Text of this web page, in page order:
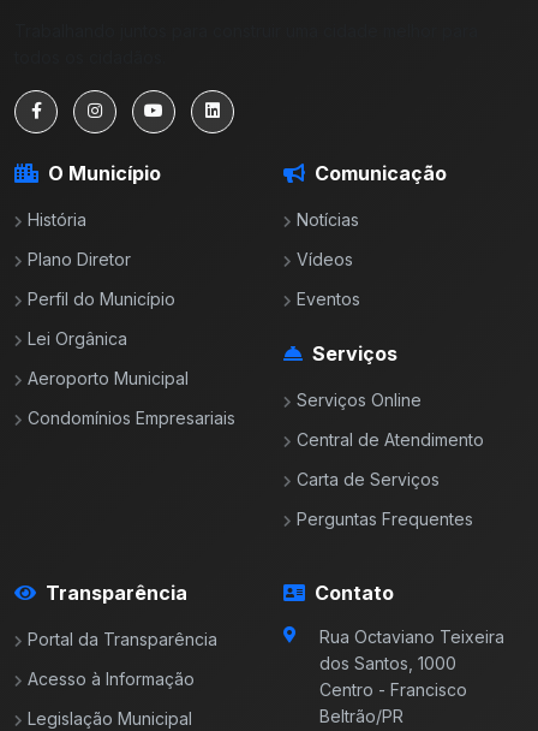
O Município
História
Plano Diretor
Perfil do Município
Lei Orgânica
Aeroporto Municipal
Condomínios Empresariais
Comunicação
Notícias
Vídeos
Eventos
Serviços
Serviços Online
Central de Atendimento
Carta de Serviços
Perguntas Frequentes
Transparência
Portal da Transparência
Acesso à Informação
Legislação Municipal
Contato
Rua Octaviano Teixeira
dos Santos, 1000
Centro - Francisco
Beltrão/PR